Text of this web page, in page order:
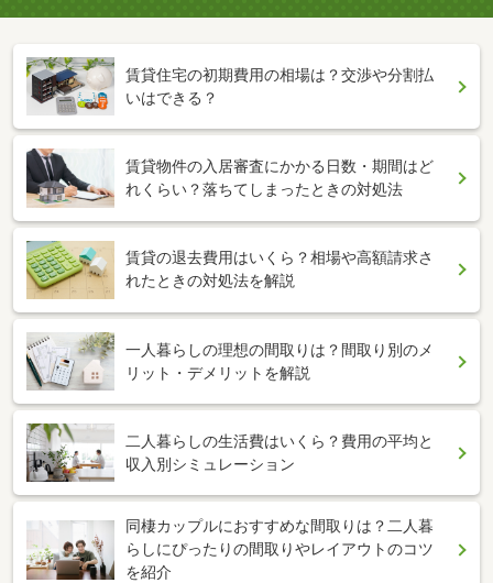
賃貸住宅の初期費用の相場は？交渉や分割払
いはできる？
賃貸物件の入居審査にかかる日数・期間はど
れくらい？落ちてしまったときの対処法
賃貸の退去費用はいくら？相場や高額請求さ
れたときの対処法を解説
一人暮らしの理想の間取りは？間取り別のメ
リット・デメリットを解説
二人暮らしの生活費はいくら？費用の平均と
収入別シミュレーション
同棲カップルにおすすめな間取りは？二人暮
らしにぴったりの間取りやレイアウトのコツ
を紹介